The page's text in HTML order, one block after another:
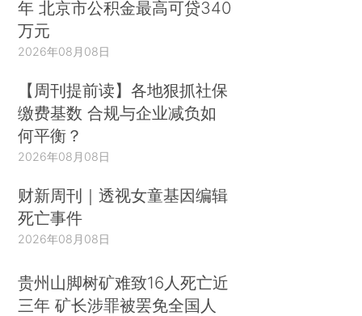
年 北京市公积金最高可贷340
万元
2026年08月08日
【周刊提前读】各地狠抓社保
缴费基数 合规与企业减负如
何平衡？
2026年08月08日
财新周刊｜透视女童基因编辑
死亡事件
2026年08月08日
贵州山脚树矿难致16人死亡近
三年 矿长涉罪被罢免全国人